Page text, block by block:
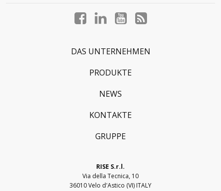
FacebookLinkedIn YouTube
DAS UNTERNEHMEN
PRODUKTE
NEWS
KONTAKTE
GRUPPE
RISE S.r.l.
Via della Tecnica, 10
36010 Velo d'Astico (VI) ITALY